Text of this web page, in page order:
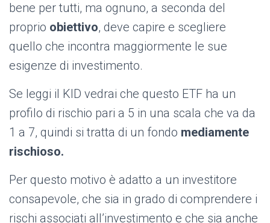
bene per tutti, ma ognuno, a seconda del
proprio obiettivo, deve capire e scegliere
quello che incontra maggiormente le sue
esigenze di investimento.
Se leggi il KID vedrai che questo ETF ha un
profilo di rischio pari a 5 in una scala che va da
1 a 7, quindi si tratta di un fondo mediamente
rischioso.
Per questo motivo è adatto a un investitore
consapevole, che sia in grado di comprendere i
rischi associati all’investimento e che sia anche